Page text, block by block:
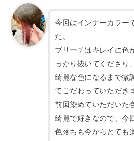
今回はインナーカラー
た。
ブリーチはキレイに色
っかり抜いてくださり
綺麗な色になるまで微
てこだわっていただき
前回染めていただいた
綺麗で好きなので、今
色落ちも今からとても